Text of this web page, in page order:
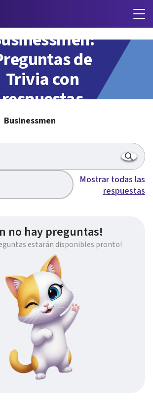
de
Trivia con
respuestas
Businessmen
Mostrar todas las
respuestas
no hay preguntas!
estarán disponibles pronto!